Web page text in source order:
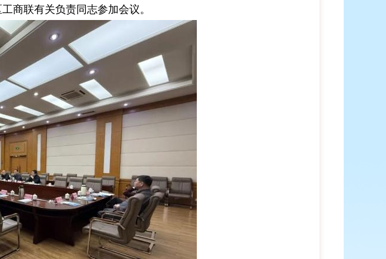
工商联有关负责同志参加会议。